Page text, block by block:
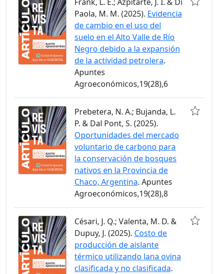
Paola, M. M. (2025). Evidencia
de cambio en el uso del
suelo en el Alto Valle de Río
Negro debido a la expansión
de la actividad petrolera.
Apuntes
Agroeconómicos,19(28),6
Prebetera, N. A.; Bujanda, L.
P. & Dal Pont, S. (2025).
Oportunidades del mercado
voluntario de carbono para
la conservación de bosques
nativos en la Provincia de
Chaco, Argentina. Apuntes
Agroeconómicos,19(28),8
Césari, J. Q.; Valenta, M. D. &
Dupuy, J. (2025). Costo de
producción de aislante
térmico utilizando lana ovina
clasificada y no clasificada.